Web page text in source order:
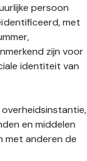
persoon
met
zijn voor
identiteit van
en middelen
met anderen de